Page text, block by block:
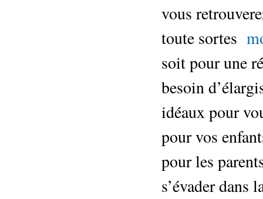
vous
toute sortes
soit pour une
besoin
idéaux pour
pour vos
pour les
s’évader dans